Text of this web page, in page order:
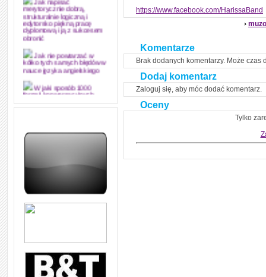
Jak napisać
merytorycznie dobrą,
strukturalnie logiczną i
edytorsko piękną pracę
dyplomową i ją z sukcesem
obronić
Jak nie powtarzać w
kółko tych samych błędów w
nauce języka angielskiego
W jaki sposób 1000
pozwoli Ci opanować język
zapamiętasz
zrozumiale wytłumaczył, na
(reported speech) w języku
angielskim
dłużej!
https://www.facebook.com/HarissaBand
Komentarze
Brak dodanych komentarzy. Może czas
Dodaj komentarz
Zaloguj się, aby móc dodać komentarz.
Oceny
Tylko